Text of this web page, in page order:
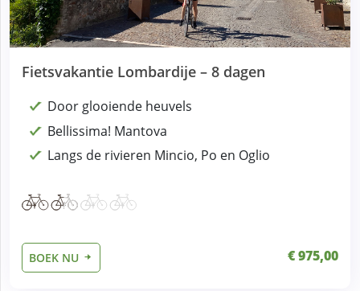
Fietsvakantie Lombardije – 8 dagen
Door glooiende heuvels
Bellissima! Mantova
Langs de rivieren Mincio, Po en Oglio
BOEK NU € 975,00